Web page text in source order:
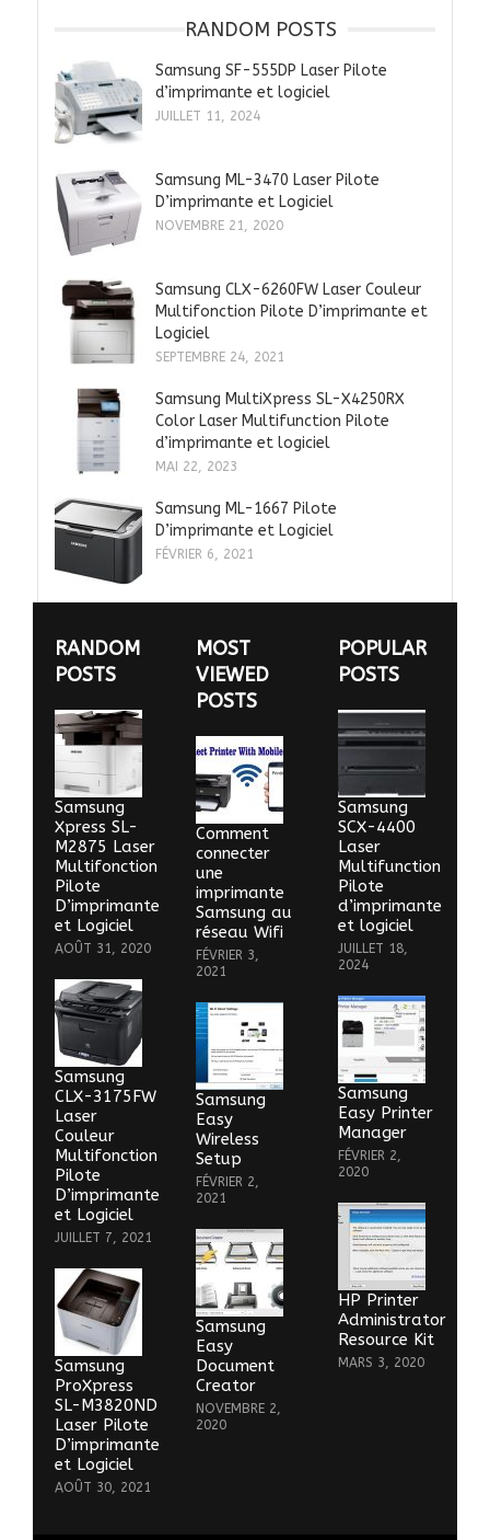
RANDOM POSTS
Samsung SF-555DP Laser Pilote
d’imprimante et logiciel
JUILLET 11, 2024
Samsung ML-3470 Laser Pilote
D’imprimante et Logiciel
NOVEMBRE 21, 2020
Samsung CLX-6260FW Laser Couleur
Multifonction Pilote D’imprimante et
Logiciel
SEPTEMBRE 24, 2021
Samsung MultiXpress SL-X4250RX
Color Laser Multifunction Pilote
d’imprimante et logiciel
MAI 22, 2023
Samsung ML-1667 Pilote
D’imprimante et Logiciel
FÉVRIER 6, 2021
RANDOM
POSTS
Samsung
Xpress SL-
M2875 Laser
Multifonction
Pilote
D’imprimante
et Logiciel
AOÛT 31, 2020
Samsung
CLX-3175FW
Laser
Couleur
Multifonction
Pilote
D’imprimante
et Logiciel
JUILLET 7, 2021
Samsung
ProXpress
SL-M3820ND
Laser Pilote
D’imprimante
et Logiciel
AOÛT 30, 2021
MOST
VIEWED
POSTS
Comment
connecter
une
imprimante
Samsung au
réseau Wifi
FÉVRIER 3,
2021
Samsung
Easy
Wireless
Setup
FÉVRIER 2,
2021
Samsung
Easy
Document
Creator
NOVEMBRE 2,
2020
POPULAR
POSTS
Samsung
SCX-4400
Laser
Multifunction
Pilote
d’imprimante
et logiciel
JUILLET 18,
2024
Samsung
Easy Printer
Manager
FÉVRIER 2,
2020
HP Printer
Administrator
Resource Kit
MARS 3, 2020